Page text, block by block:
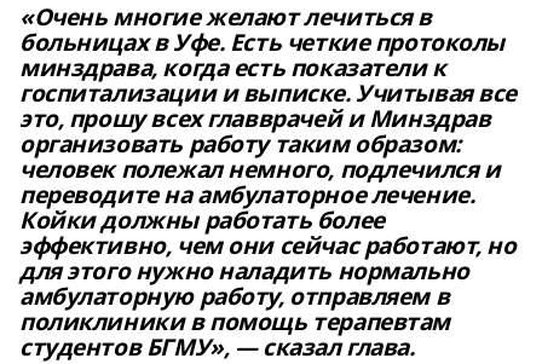
«Очень многие желают лечиться в
больницах в Уфе. Есть четкие протоколы
минздрава, когда есть показатели к
госпитализации и выписке. Учитывая все
это, прошу всех главврачей и Минздрав
организовать работу таким образом:
человек полежал немного, подлечился и
переводите на амбулаторное лечение.
Койки должны работать более
эффективно, чем они сейчас работают, но
для этого нужно наладить нормально
амбулаторную работу, отправляем в
поликлиники в помощь терапевтам
студентов БГМУ», — сказал глава.